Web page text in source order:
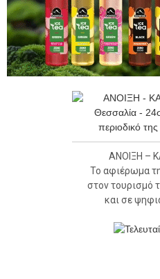
ΑΝΟΙΞΗ –
Το αφιέρωμα
στον τουρισμό
και σε